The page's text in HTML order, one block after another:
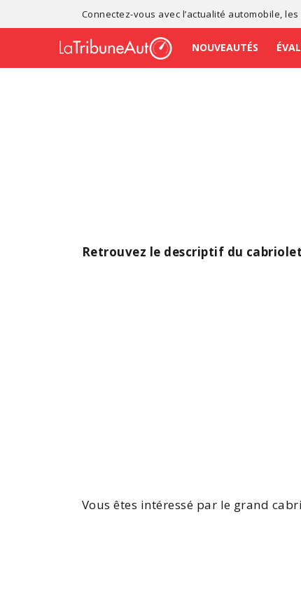
Connectez-vous avec l’actualité automobile , les
NOUVEAUTÉS
Retrouvez le descriptif du
Vous êtes intéressé par le grand